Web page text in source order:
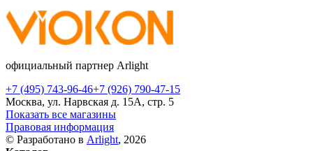
официальный партнер Arlight
+7 (495) 743-96-46+7 (926) 790-47-15
Москва, ул. Нарвская д. 15А, стр. 5
Показать все магазины
Правовая информация
© Разработано в Arlight, 2026